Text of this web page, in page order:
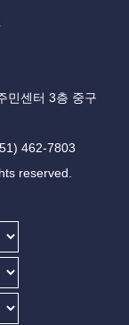
민센터 3층 중구
462-7803
reserved.